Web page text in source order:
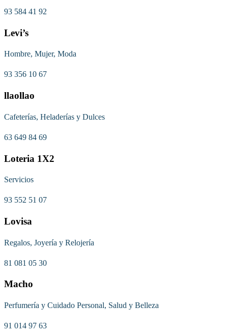
93 584 41 92
Levi’s
Hombre, Mujer, Moda
93 356 10 67
llaollao
Cafeterías, Heladerías y Dulces
63 649 84 69
Loteria 1X2
Servicios
93 552 51 07
Lovisa
Regalos, Joyería y Relojería
81 081 05 30
Macho
Perfumería y Cuidado Personal, Salud y Belleza
91 014 97 63